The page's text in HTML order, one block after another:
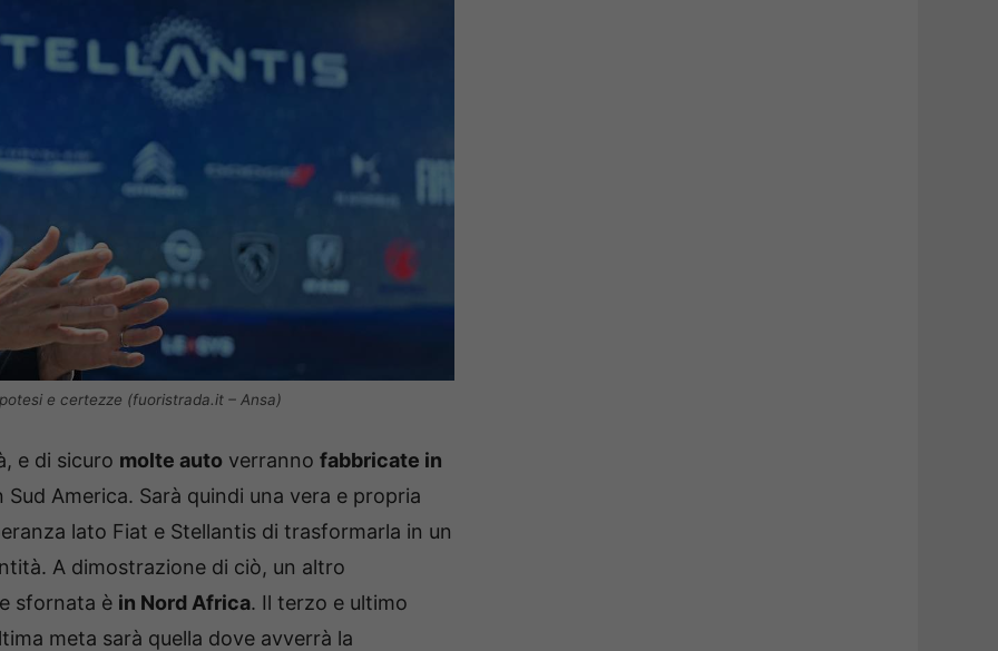
e certezze (fuoristrada.it – Ansa)
e di sicuro molte auto verranno fabbricate in
America. Sarà quindi una vera e propria
lato Fiat e Stellantis di trasformarla in un
A dimostrazione di ciò, un altro
sfornata è in Nord Africa. Il terzo e ultimo
meta sarà quella dove avverrà la